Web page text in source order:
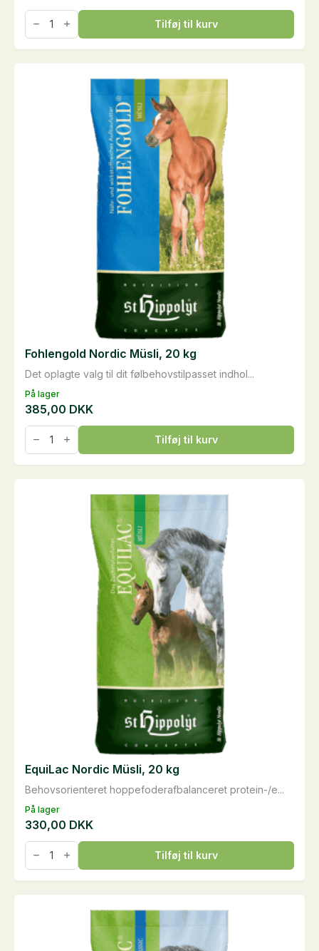
NaturMüsli
Foal
Vitality,
15
Tilføj til kurv
På lager
Det oplagte valg til dit følbehovstilpasset indhol...
Fohlengold Nordic Müsli, 20 kg
385,00 DKK
Fohlengold
Nordic
Müsli,
20
Tilføj til kurv
På lager
Behovsorienteret hoppefoderafbalanceret protein-/e...
EquiLac Nordic Müsli, 20 kg
330,00 DKK
EquiLac
Nordic
Müsli,
20
Tilføj til kurv